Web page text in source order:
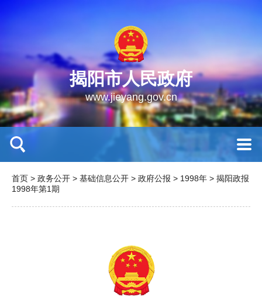
揭阳市人民政府
www.jieyang.gov.cn
首页 > 政务公开 > 基础信息公开 > 政府公报 > 1998年 > 揭阳政报
1998年第1期